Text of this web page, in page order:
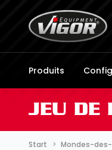
Produits
JEU DE
Start Mondes-